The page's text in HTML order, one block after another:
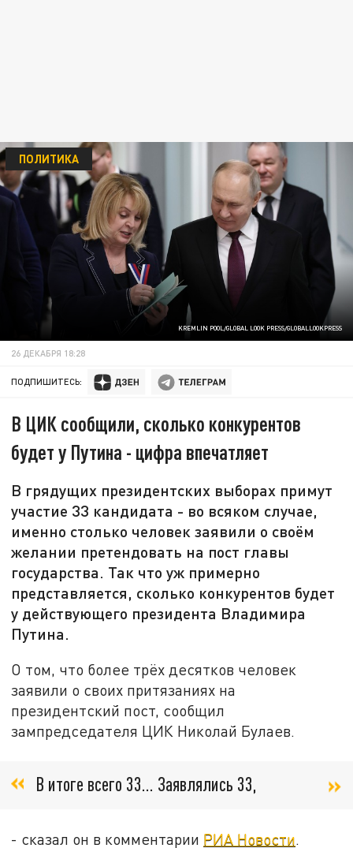
KREMLIN POOL/GLOBAL LOOK PRESS/GLOBALLOOKPRESS
ПОЛИТИКА
26 ДЕКАБРЯ 18:28
ПОДПИШИТЕСЬ:
В ЦИК сообщили, сколько конкурентов
будет у Путина - цифра впечатляет
В грядущих президентских выборах примут
участие 33 кандидата - во всяком случае,
именно столько человек заявили о своём
желании претендовать на пост главы
государства. Так что уж примерно
представляется, сколько конкурентов будет
у действующего президента Владимира
Путина.
О том, что более трёх десятков человек
заявили о своих притязаниях на
президентский пост, сообщил
зампредседателя ЦИК Николай Булаев.
В итоге всего 33… Заявлялись 33,
- сказал он в комментарии РИА Новости.